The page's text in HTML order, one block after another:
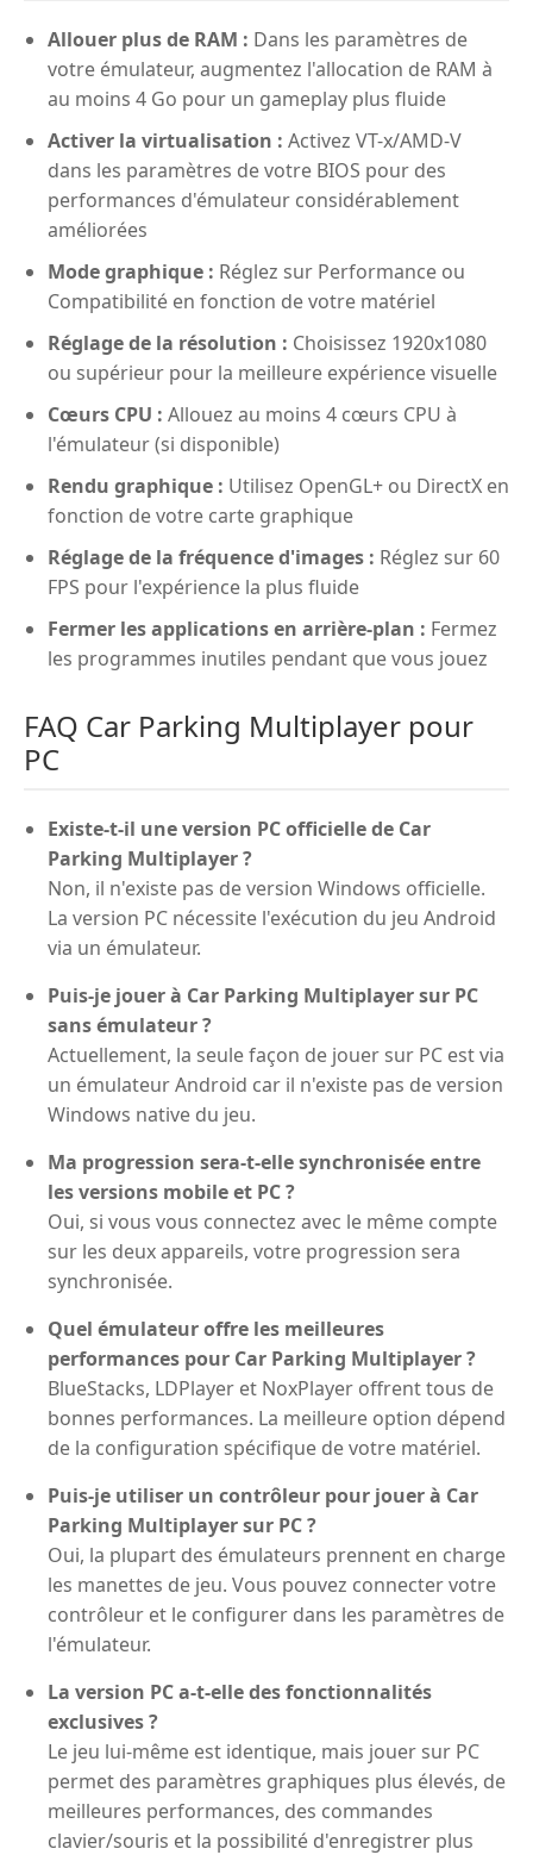
Allouer plus de RAM : Dans les paramètres de
votre émulateur, augmentez l'allocation de RAM à
au moins 4 Go pour un gameplay plus fluide
Activer la virtualisation : Activez VT-x/AMD-V
dans les paramètres de votre BIOS pour des
performances d'émulateur considérablement
améliorées
Mode graphique : Réglez sur Performance ou
Compatibilité en fonction de votre matériel
Réglage de la résolution : Choisissez 1920x1080
ou supérieur pour la meilleure expérience visuelle
Cœurs CPU : Allouez au moins 4 cœurs CPU à
l'émulateur (si disponible)
Rendu graphique : Utilisez OpenGL+ ou DirectX en
fonction de votre carte graphique
Réglage de la fréquence d'images : Réglez sur 60
FPS pour l'expérience la plus fluide
Fermer les applications en arrière-plan : Fermez
les programmes inutiles pendant que vous jouez
FAQ Car Parking Multiplayer pour
PC
Existe-t-il une version PC officielle de Car
Parking Multiplayer ?
Non, il n'existe pas de version Windows officielle.
La version PC nécessite l'exécution du jeu Android
via un émulateur.
Puis-je jouer à Car Parking Multiplayer sur PC
sans émulateur ?
Actuellement, la seule façon de jouer sur PC est via
un émulateur Android car il n'existe pas de version
Windows native du jeu.
Ma progression sera-t-elle synchronisée entre
les versions mobile et PC ?
Oui, si vous vous connectez avec le même compte
sur les deux appareils, votre progression sera
synchronisée.
Quel émulateur offre les meilleures
performances pour Car Parking Multiplayer ?
BlueStacks, LDPlayer et NoxPlayer offrent tous de
bonnes performances. La meilleure option dépend
de la configuration spécifique de votre matériel.
Puis-je utiliser un contrôleur pour jouer à Car
Parking Multiplayer sur PC ?
Oui, la plupart des émulateurs prennent en charge
les manettes de jeu. Vous pouvez connecter votre
contrôleur et le configurer dans les paramètres de
l'émulateur.
La version PC a-t-elle des fonctionnalités
exclusives ?
Le jeu lui-même est identique, mais jouer sur PC
permet des paramètres graphiques plus élevés, de
meilleures performances, des commandes
clavier/souris et la possibilité d'enregistrer plus